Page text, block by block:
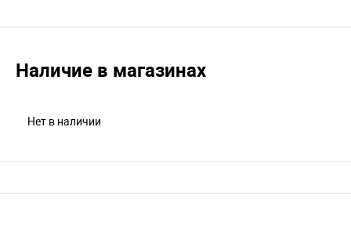
Наличие в магазинах
Нет в наличии